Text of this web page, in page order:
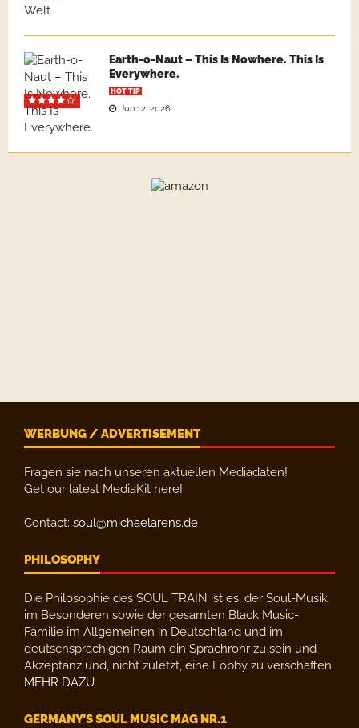
Earth-o-Naut – This Is Nowhere. This Is
Everywhere.
HOT TIP
Jun 12, 2026
WERBUNG / ADVERTISEMENT
Fragen sie nach unseren aktuellen Mediadaten!
Get our latest MediaKit here!
Contact: soul@michaelarens.de
PHILOSOPHY
Die Philosophie des SOUL TRAIN ist es, der Soul-Musik
im Besonderen sowie der gesamten Black Music-
Familie im Allgemeinen in Deutschland und im
deutschsprachigen Raum ein Sprachrohr zu sein und
Akzeptanz und, nicht zuletzt, eine Lobby zu verschaffen.
MEHR DAZU
GERMANY’S SOUL MUSIC MAG NR.1